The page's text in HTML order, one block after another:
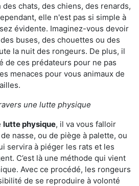
des chats, des chiens, des renards,
elle n'est pas si simple à
évidente. Imaginez-vous devoir
buses, des chouettes ou des
la nuit des rongeurs. De plus, il
de ces prédateurs pour ne pas
menaces pour vous animaux de
une lutte physique
lutte physique, il va vous falloir
nasse, ou de piège à palette, ou
servira à piéger les rats et les
C’est là une méthode qui vient
Avec ce procédé, les rongeurs
de se reproduire à volonté